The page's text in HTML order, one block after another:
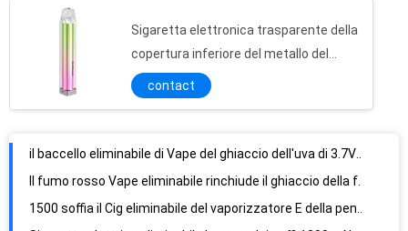
Sigaretta elettronica trasparente della
copertura inferiore del metallo del
ghiaccio dell'anguria luminosa
contact
il baccello eliminabile di Vape del ghiaccio dell'uva di 3.7V 6.0mL pre ha fatto pagare l'acciaio inossidabile
Il fumo rosso Vape eliminabile rinchiude il ghiaccio della fragola di 6.0ml 1200mAh